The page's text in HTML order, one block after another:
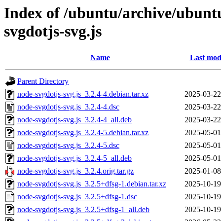
Index of /ubuntu/archive/
svgdotjs-svg.js
Name Last
Parent Directory
node-svgdotjs-svg.js_3.2.4-4.debian.tar.xz
2025-03-
node-svgdotjs-svg.js_3.2.4-4.dsc
2025-03-
node-svgdotjs-svg.js_3.2.4-4_all.deb
2025-03-
node-svgdotjs-svg.js_3.2.4-5.debian.tar.xz
2025-05-
node-svgdotjs-svg.js_3.2.4-5.dsc
2025-05-
node-svgdotjs-svg.js_3.2.4-5_all.deb
2025-05-
node-svgdotjs-svg.js_3.2.4.orig.tar.gz
2025-01-
node-svgdotjs-svg.js_3.2.5+dfsg-1.debian.tar.xz
2025-10-
node-svgdotjs-svg.js_3.2.5+dfsg-1.dsc
2025-10-
node-svgdotjs-svg.js_3.2.5+dfsg-1_all.deb
2025-10-